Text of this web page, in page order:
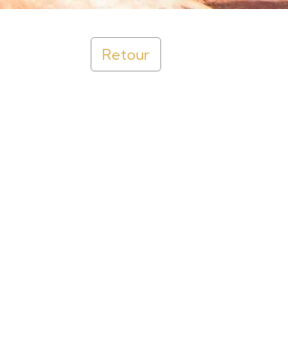
Retour